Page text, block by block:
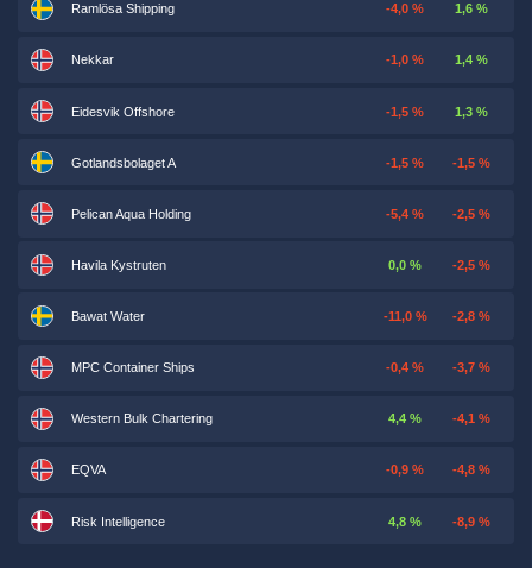
Ramlösa Shipping -4,0 % 1,6 %
Nekkar -1,0 % 1,4 %
Eidesvik Offshore -1,5 % 1,3 %
Gotlandsbolaget A -1,5 % -1,5 %
Pelican Aqua Holding -5,4 % -2,5 %
Havila Kystruten 0,0 % -2,5 %
Bawat Water -11,0 % -2,8 %
MPC Container Ships -0,4 % -3,7 %
Western Bulk Chartering 4,4 % -4,1 %
EQVA -0,9 % -4,8 %
Risk Intelligence 4,8 % -8,9 %